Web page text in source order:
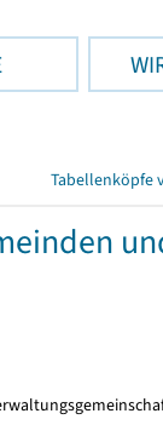
Tabellenköpfe